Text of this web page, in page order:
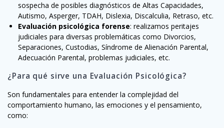
sospecha de posibles diagnósticos de Altas Capacidades,
Autismo, Asperger, TDAH, Dislexia, Discalculia, Retraso, etc.
Evaluación psicológica forense: realizamos peritajes
judiciales para diversas problemáticas como Divorcios,
Separaciones, Custodias, Síndrome de Alienación Parental,
Adecuación Parental, problemas judiciales, etc.
¿Para qué sirve una Evaluación Psicológica?
Son fundamentales para entender la complejidad del
comportamiento humano, las emociones y el pensamiento,
como: